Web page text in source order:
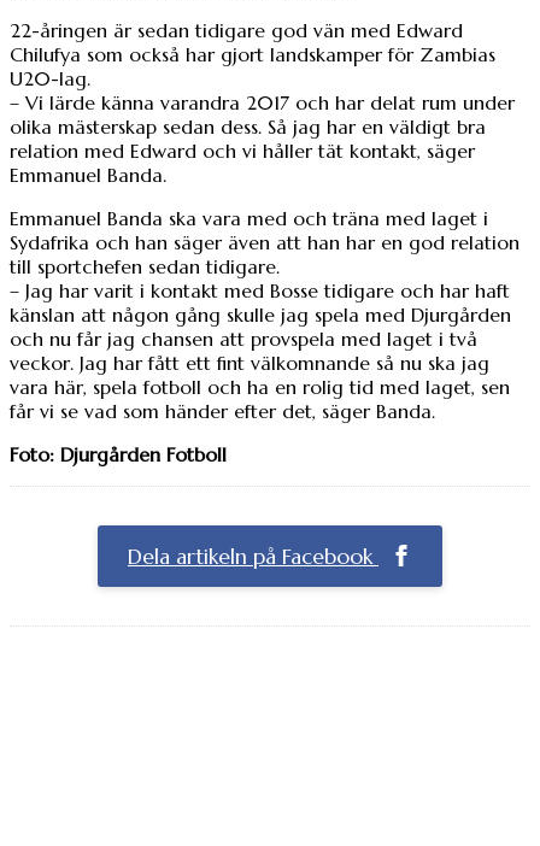
22-åringen är sedan tidigare god vän med Edward
Chilufya som också har gjort landskamper för Zambias
U20-lag.
– Vi lärde känna varandra 2017 och har delat rum under
olika mästerskap sedan dess. Så jag har en väldigt bra
relation med Edward och vi håller tät kontakt, säger
Emmanuel Banda.
Emmanuel Banda ska vara med och träna med laget i
Sydafrika och han säger även att han har en god relation
till sportchefen sedan tidigare.
– Jag har varit i kontakt med Bosse tidigare och har haft
känslan att någon gång skulle jag spela med Djurgården
och nu får jag chansen att provspela med laget i två
veckor. Jag har fått ett fint välkomnande så nu ska jag
vara här, spela fotboll och ha en rolig tid med laget, sen
får vi se vad som händer efter det, säger Banda.
Foto: Djurgården Fotboll
Dela artikeln på Facebook